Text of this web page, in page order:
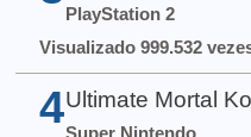
PlayStation 2
Visualizado 999.532
4 Ultimate Mortal